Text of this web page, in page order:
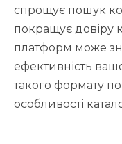
спрощує пошук
покращує довіру
платформ може
ефективність
такого формату
особливості